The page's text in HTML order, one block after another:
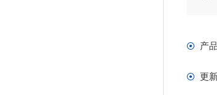
现
产
更